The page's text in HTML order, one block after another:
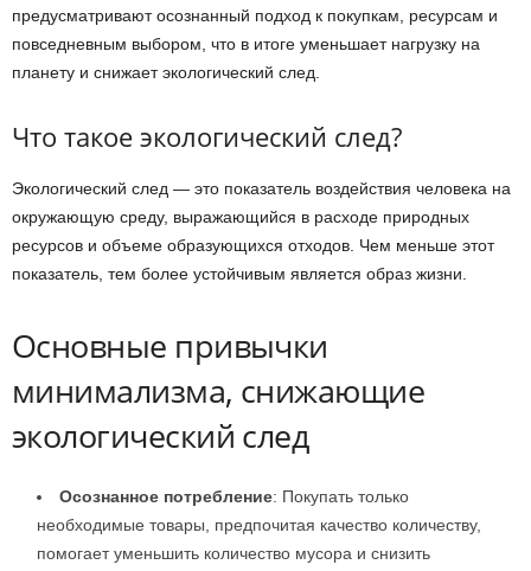
предусматривают осознанный подход к покупкам, ресурсам и
повседневным выбором, что в итоге уменьшает нагрузку на
планету и снижает экологический след.
Что такое экологический след?
Экологический след — это показатель воздействия человека на
окружающую среду, выражающийся в расходе природных
ресурсов и объеме образующихся отходов. Чем меньше этот
показатель, тем более устойчивым является образ жизни.
Основные привычки
минимализма, снижающие
экологический след
Осознанное потребление: Покупать только
необходимые товары, предпочитая качество количеству,
помогает уменьшить количество мусора и снизить